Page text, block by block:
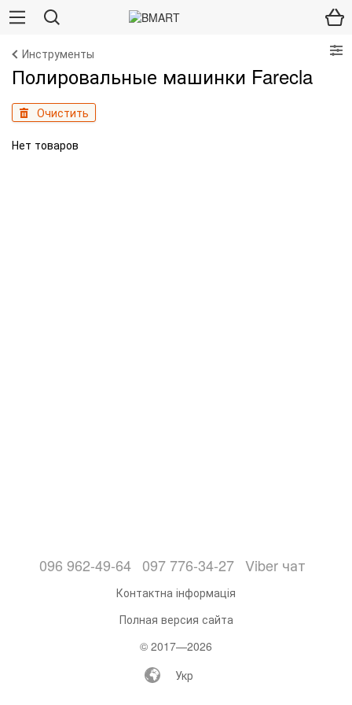
Инструменты
Полировальные машинки Farecla
Очистить
Нет товаров
096 962-49-64 097 776-34-27 Viber чат
Контактна інформація
Полная версия сайта
© 2017—2026
Укр